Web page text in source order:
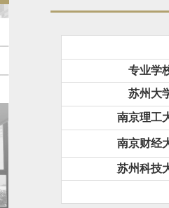
专业学
苏州大
南京理工
南京财经
苏州科技